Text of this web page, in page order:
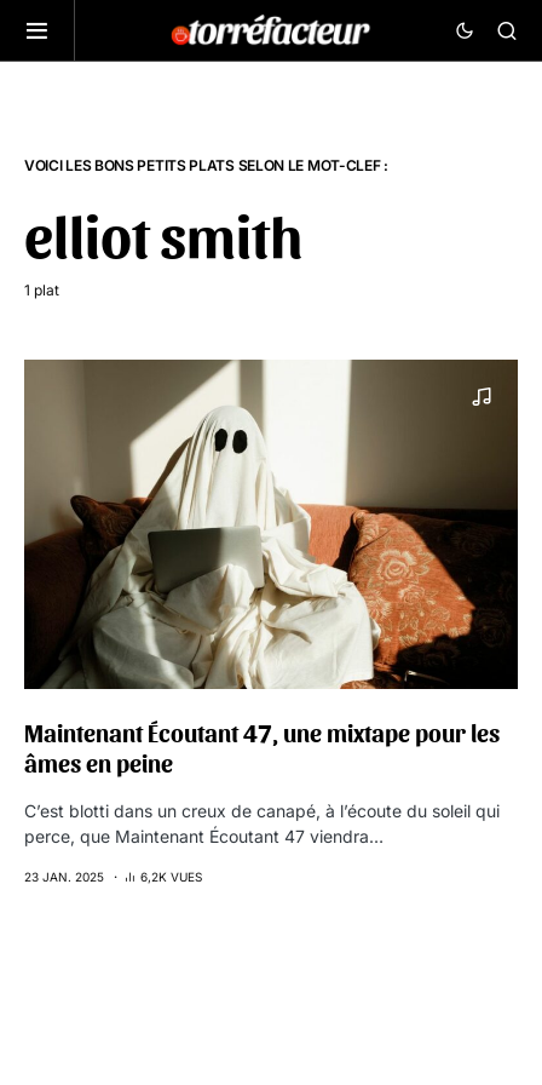
VOICI LES BONS PETITS PLATS SELON LE MOT-CLEF :
elliot smith
1 plat
Maintenant Écoutant 47, une mixtape pour les
âmes en peine
C’est blotti dans un creux de canapé, à l’écoute du soleil qui
perce, que Maintenant Écoutant 47 viendra…
23 JAN. 2025 6,2K VUES